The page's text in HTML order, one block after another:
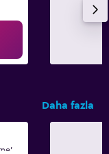
Daha fazla